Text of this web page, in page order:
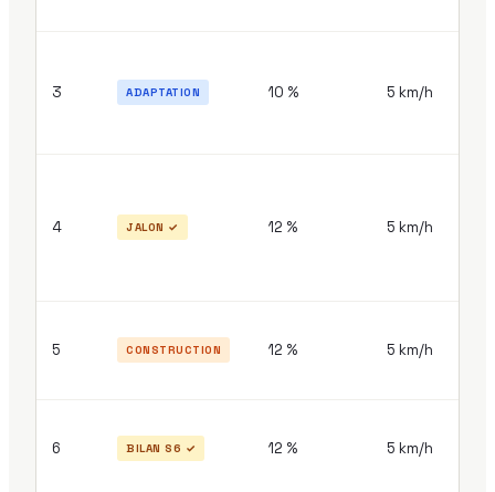
3 ADAPTATION 10 % 5 km/h
4 JALON ✓ 12 % 5 km/h
5 CONSTRUCTION 12 % 5 km/h
6 BILAN S6 ✓ 12 % 5 km/h